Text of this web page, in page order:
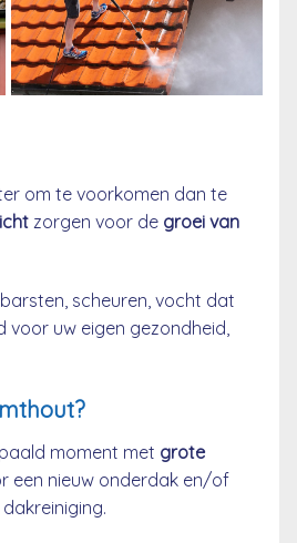
om te voorkomen dan te
zorgen voor de groei van
scheuren, vocht dat
voor uw eigen gezondheid,
moment met grote
een nieuw onderdak en/of